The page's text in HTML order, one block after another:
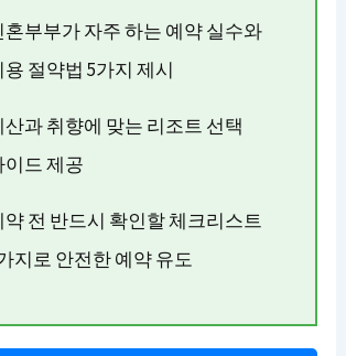
혼부부가 자주 하는 예약 실수와
용 절약법 5가지 제시
산과 취향에 맞는 리조트 선택
이드 제공
약 전 반드시 확인할 체크리스트
지로 안전한 예약 유도